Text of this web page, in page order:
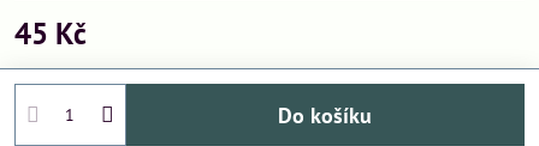
45 Kč
Do košíku